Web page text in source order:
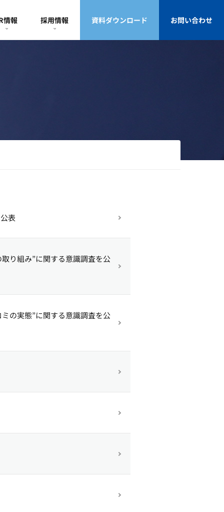
情報 採用情報 資料ダウンロード お問い合わせ
表
り組み”に関する意識調査を公
の実態”に関する意識調査を公